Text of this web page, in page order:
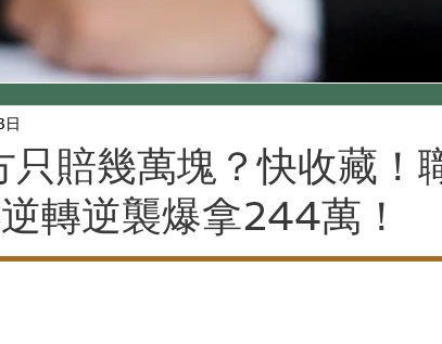
只賠幾萬塊？快收藏！
轉逆襲爆拿244萬！
日